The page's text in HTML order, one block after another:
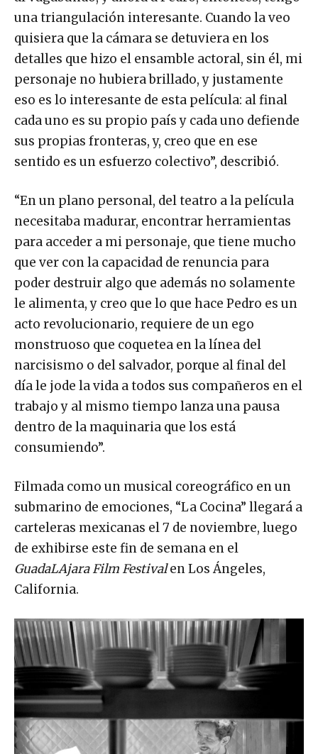
una triangulación interesante. Cuando la veo
quisiera que la cámara se detuviera en los
detalles que hizo el ensamble actoral, sin él, mi
personaje no hubiera brillado, y justamente
eso es lo interesante de esta película: al final
cada uno es su propio país y cada uno defiende
sus propias fronteras, y, creo que en ese
sentido es un esfuerzo colectivo”, describió.
“En un plano personal, del teatro a la película
necesitaba madurar, encontrar herramientas
para acceder a mi personaje, que tiene mucho
que ver con la capacidad de renuncia para
poder destruir algo que además no solamente
le alimenta, y creo que lo que hace Pedro es un
acto revolucionario, requiere de un ego
monstruoso que coquetea en la línea del
narcisismo o del salvador, porque al final del
día le jode la vida a todos sus compañeros en el
trabajo y al mismo tiempo lanza una pausa
dentro de la maquinaria que los está
consumiendo”.
Filmada como un musical coreográfico en un
submarino de emociones, “La Cocina” llegará a
carteleras mexicanas el 7 de noviembre, luego
de exhibirse este fin de semana en el
GuadaLAjara Film Festivalen Los Ángeles,
California.